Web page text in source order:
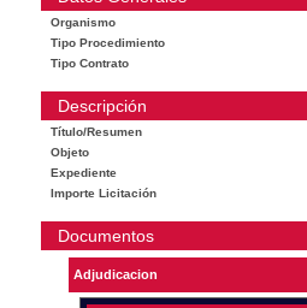
Organismo
Tipo Procedimiento
Tipo Contrato
Descripción
Título/Resumen
Objeto
Expediente
Importe Licitación
Documentos
Adjudicacion